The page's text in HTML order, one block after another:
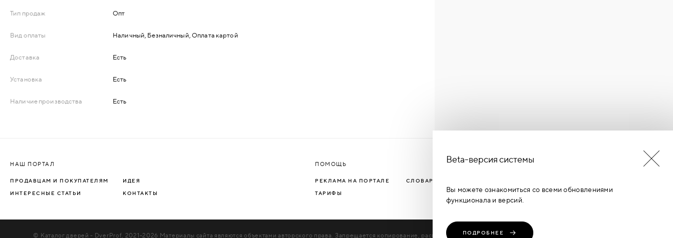
ПЛАСТИКОВЫЕ
СТЕКЛЯННЫЕ
УПОРЫ
НАПОЛЬНЫЕ
Тип продаж Опт
Вид оплаты Наличный, Безналичный, Оплата картой
Доставка Есть
Установка Есть
Наличие производства Есть
НАШ ПОРТАЛ
ПРОДАВЦАМ И ПОКУПАТЕЛЯМ ИДЕЯ
ИНТЕРЕСНЫЕ СТАТЬИ КОНТАКТЫ
ПОМОЩЬ
РЕКЛАМА НА ПОРТАЛЕ СЛОВАРЬ ТЕРМИНОВ
ТАРИФЫ
БУДЬ В КУРСЕ НОВОСТЕЙ
© Каталог дверей - DverProf, 2021-2026 Материалы сайта являются объектами авторского права. Запрещается копирование, распространение, любое
Beta-версия системы
Вы можете ознакомиться со всеми обновлениями
функционала и версий.
ПОДРОБНЕЕ